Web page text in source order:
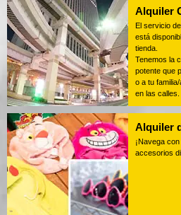
Alquiler
El servicio
está
tienda.
Tenemos la
potente que
o a tu
en las calles.
Alquiler
¡Navega
accesorios